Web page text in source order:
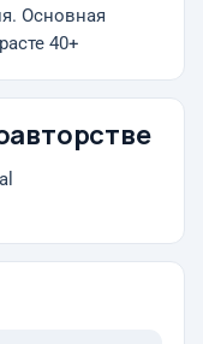
Основная
40+